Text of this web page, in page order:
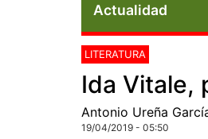
Actualidad
LITERATURA
Ida Vitale,
Antonio Ureña
19/04/2019 - 05:50